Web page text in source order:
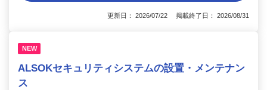
更新日： 2026/07/22 掲載終了日： 2026/08/31
NEW
ALSOKセキュリティシステムの設置・メンテナン
ス